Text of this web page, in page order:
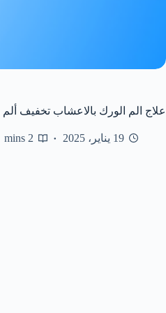
علاج الم الورك بالاعشاب تخفيف
19 يناير، 2025 2 mins